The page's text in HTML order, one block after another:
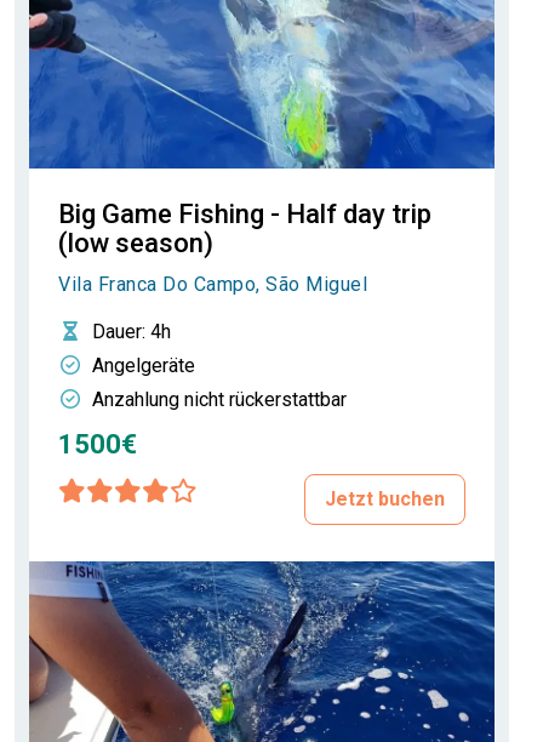
Big Game Fishing - Half day trip
(low season)
Vila Franca Do Campo, São Miguel
Dauer: 4h
Angelgeräte
Anzahlung nicht rückerstattbar
1500€
Jetzt buchen